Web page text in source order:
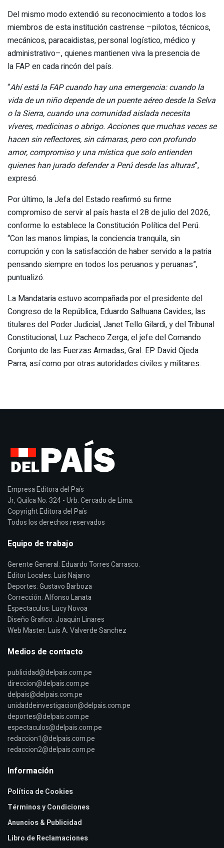
Del mismo modo extendió su reconocimiento a todos los
miembros de esta institución castrense –pilotos, técnicos,
mecánicos, paracaidistas, personal logístico, médico y
administrativo–, quienes mantienen viva la presencia de
la FAP en cada rincón del país.
“Ahí está la FAP cuando hay una emergencia: cuando la
vida de un niñodepende de un puente aéreodesde la Selva
o la Sierra, cuando una comunidad aislada necesita
víveres, medicinas o abrigo. Acciones que muchas veces se
hacen sin reflectores, sin cámaras, pero con profundo
amor, compromiso y una mística que solo entienden
quienes han jurado defender a Perú desde las alturas”,
expresó.
Por último, la Jefa del Estado reafirmó su firme
compromiso de servir al país hasta el 28 de julio del 2026,
conforme lo establece la Constitución Política del Perú.
“Con las manos limpias, la conciencia tranquila, sin
corrupción y con la satisfacción de haber servido a la patria
pensando siempre en todos los peruanos y peruanas”,
puntualizó.
La Mandataria estuvo acompañada por el presidente del
Congreso de la República, Eduardo Salhuana Cavides; las
titulares del Poder Judicial, Janet Tello Gilardi, y del Tribunal
Constitucional, Luz Pacheco Zerga; el jefe del Comando
Conjunto de las Fuerzas Armadas, Gral. EP David Ojeda
Parra; así como por otras autoridades civiles y militares.
Empresa Editora del País
Jr, Quilca No. 324 - Urb. Cercado de Lima.
Copyright Editora del País
Todos los derechos reservados
Equipo de trabajo
Gerente General: Eduardo Torres Carrasco.
Editor Locales: Luis Najarro
Deportes: Gustavo Barboza
Corrección: Alfonso Lanata
Espectaculos: Lucy Novoa
Diseño Grafico: Joaquin Linares
Web Master: Luis A. Valverde Sanchez
Medios de contacto
publicidad@delpais.com.pe
direccion@delpais.com.pe
delpais@delpais.com.pe
unidaddeinvestigacion@delpais.com.pe
deportes@delpais.com.pe
espectaculos@delpais.com.pe
redaccion1@delpais.com.pe
redaccion2@delpais.com.pe
Información
Política de Cookies
Términos y Condiciones
Anuncios & Publicidad
Libro de Reclamaciones